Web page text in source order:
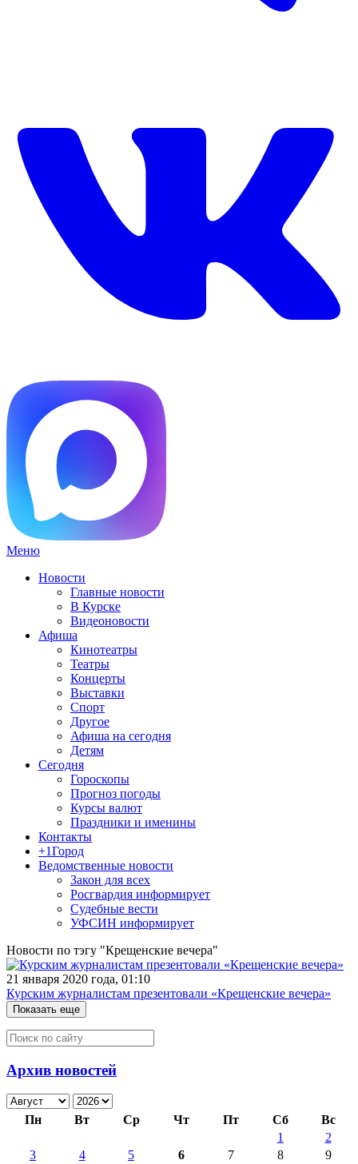
Меню
Новости
Главные новости
В Курске
Видеоновости
Афиша
Кинотеатры
Театры
Концерты
Выставки
Спорт
Другое
Афиша на сегодня
Детям
Сегодня
Гороскопы
Прогноз погоды
Курсы валют
Праздники и именины
Контакты
+1Город
Ведомственные новости
Закон для всех
Росгвардия информирует
Судебные вести
УФСИН информирует
Новости по тэгу "Крещенские вечера"
21 января 2020 года, 01:10
Курским журналистам презентовали «Крещенские вечера»
Показать еще
Архив новостей
Пн Вт Ср Чт Пт Сб
Вс
1
2
3
4 5 6 7 8 9